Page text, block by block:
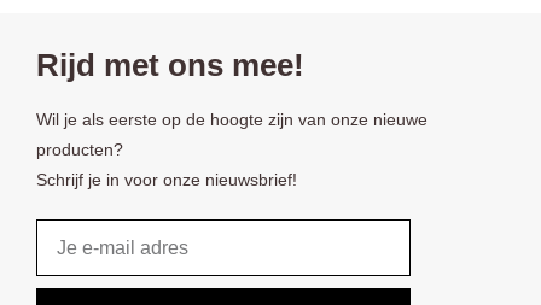
Rijd met ons mee!
Wil je als eerste op de hoogte zijn van onze nieuwe
producten?
Schrijf je in voor onze nieuwsbrief!